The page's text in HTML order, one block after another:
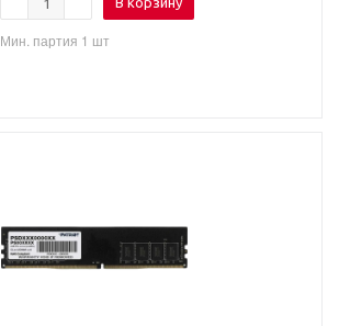
Мин. партия 1 шт